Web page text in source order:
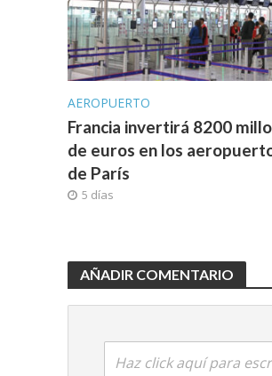
AEROPUERTO
Francia invertirá 8200
de euros en los
de París
5 días
AÑADIR COMENTARIO
Haz click aquí para